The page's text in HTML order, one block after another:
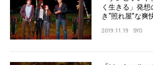
く生きる」発
き“照れ屋”な爽
2019.11.19 SYO